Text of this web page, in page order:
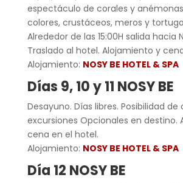
espectáculo de corales y
colores, crustáceos, meros y
Alrededor de las 15:00H salida hacia
Traslado al hotel. Alojamiento y
Alojamiento: NOSY BE HOTEL & SPA
Días 9, 10 y 11 NOSY BE
Desayuno. Días libres. Posibilidad
excursiones Opcionales en destino.
cena en el hotel.
Alojamiento: NOSY BE HOTEL & SPA
Día 12 NOSY BE